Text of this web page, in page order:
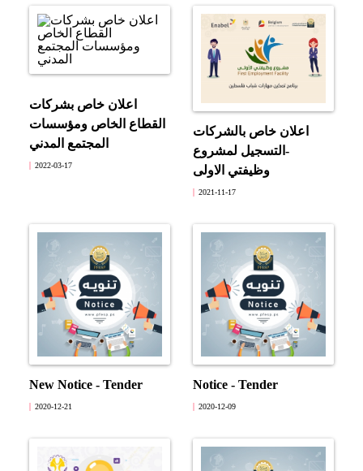
اعلان خاص بشركات
القطاع الخاص ومؤسسات
المجتمع المدني
2022-03-17
اعلان خاص بالشركات
-التسجيل لمشروع
وظيفتي الاولى
2021-11-17
New Notice - Tender
2020-12-21
Notice - Tender
2020-12-09